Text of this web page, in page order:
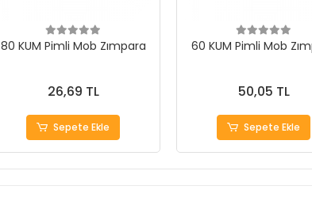
80 KUM Pimli Mob Zımpara
26,69 TL
Sepete Ekle
60 KUM Pimli Mob
50,05 TL
Sepete Ekle